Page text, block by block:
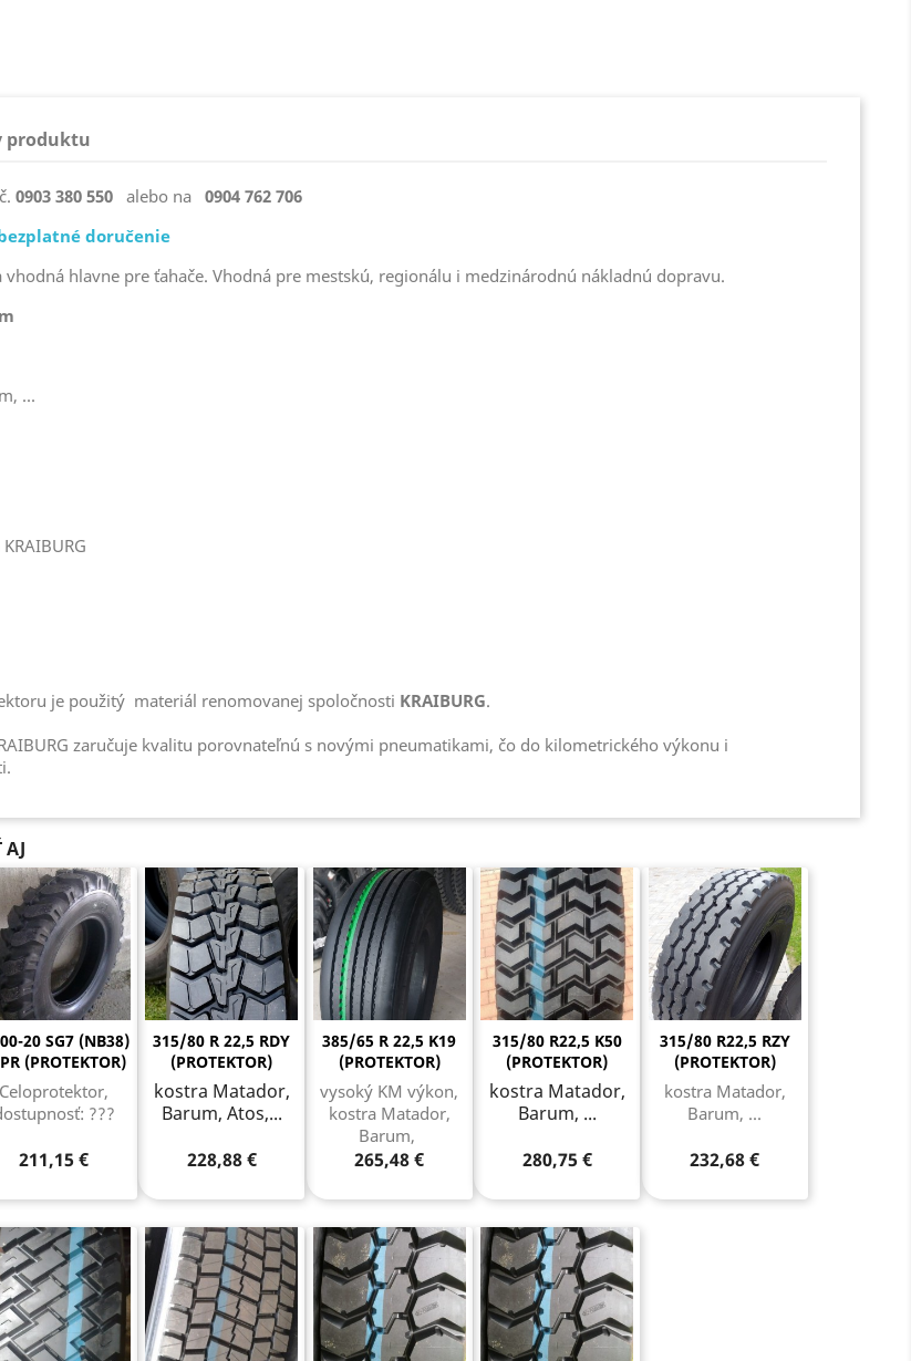
produktu
0903 380 550 alebo na0904 762 706
doručenie
vhodná hlavne pre ťahače. Vhodná pre mestskú, regionálu i medzinárodnú nákladnú dopravu.
...
je použitý materiál renomovanej spoločnosti KRAIBURG.
zaručuje kvalitu porovnateľnú s novými pneumatikami, čo do kilometrického výkonu i
AJ
20 SG7 (NB38)
(PROTEKTOR)
Celoprotektor,
???
211,15 €
315/80 R 22,5 RDY
(PROTEKTOR)
kostra Matador,
Barum, Atos,...
228,88 €
385/65 R 22,5 K19
(PROTEKTOR)
vysoký KM výkon,
kostra Matador,
Barum,
265,48 €
315/80 R22,5 K50
(PROTEKTOR)
kostra Matador,
Barum, ...
280,75 €
315/80 R22,5 RZY
(PROTEKTOR)
kostra Matador,
Barum, ...
232,68 €